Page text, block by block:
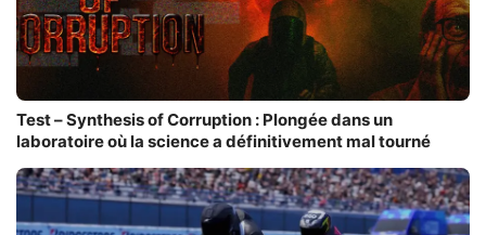
Test – Synthesis of Corruption : Plongée dans un
laboratoire où la science a définitivement mal tourné